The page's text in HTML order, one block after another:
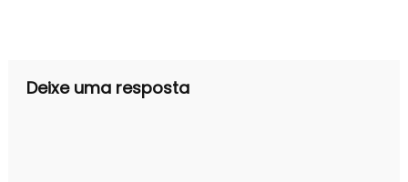
Deixe uma resposta